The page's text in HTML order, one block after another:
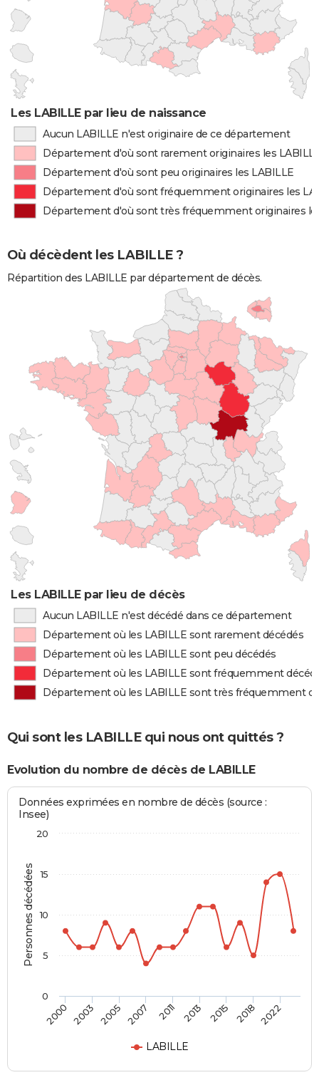
Les LABILLE par lieu de naissance
Aucun LABILLE n'est originaire de ce département
Département d'où sont rarement originaires les
Département d'où sont peu originaires les LABILLE
Département d'où sont fréquemment originaires les
Département d'où sont très fréquemment originaires
Où décèdent les LABILLE ?
Répartition des LABILLE par département de décès.
Les LABILLE par lieu de décès
Aucun LABILLE n'est décédé dans ce département
Département où les LABILLE sont rarement décédés
Département où les LABILLE sont peu décédés
Département où les LABILLE sont fréquemment
Département où les LABILLE sont très fréquemment
Qui sont les LABILLE qui nous ont quittés ?
Evolution du nombre de décès de LABILLE
Personnes décédées
Données exprimées en nombre de décès (source :
Insee)
LABILLE
2000 2003 2005 2007 2011 2013 2015 2018 2022
5
10
15
0
20